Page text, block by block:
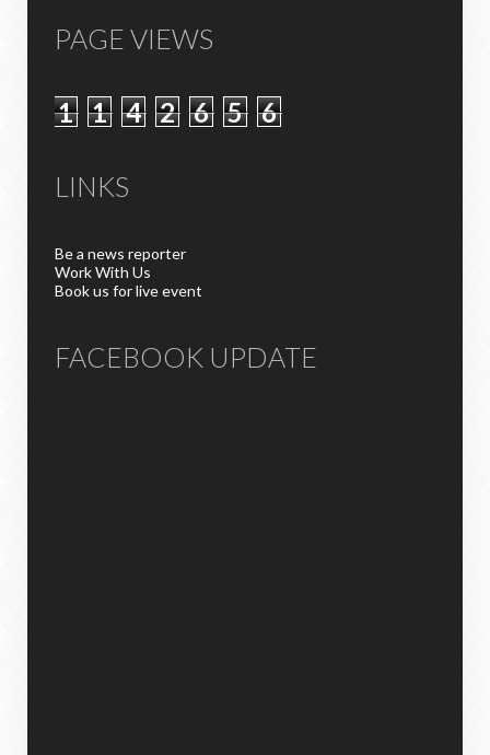
PAGE VIEWS
1 1 4 2 6 5 6
LINKS
Be a news reporter
Work With Us
Book us for live event
FACEBOOK UPDATE